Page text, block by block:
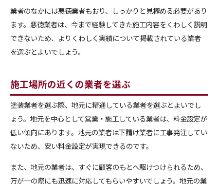
業者のなかには悪徳業者もおり、しっかりと見極める必要があり
ます。悪徳業者は、今まで経験してきた施工内容をくわしく説明
できないため、よりくわしく実績について掲載されている業者
を選ぶとよいでしょう。
施工場所の近くの業者を選ぶ
塗装業者を選ぶ際、地元に精通している業者を選ぶとよいでし
ょう。地元を中心として営業・施工している業者は、料金設定が
低い傾向にあります。地元の業者は下請け業者に工事発注してい
ないため、安い料金設定が実現できるのです。
また、地元の業者は、すぐに顧客のもとへ駆けつけられるため、
万が一の際にも迅速に対応してもらいやすいでしょう。地元の業